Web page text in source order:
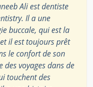
Ali est dentiste
Il a une
buccale, qui est la
il est toujours prêt
le confort de son
des voyages dans de
touchent des